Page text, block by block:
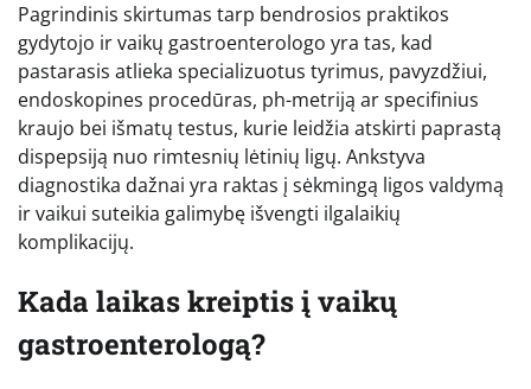
Pagrindinis skirtumas tarp bendrosios praktikos
gydytojo ir vaikų gastroenterologo yra tas, kad
pastarasis atlieka specializuotus tyrimus, pavyzdžiui,
endoskopines procedūras, ph-metriją ar specifinius
kraujo bei išmatų testus, kurie leidžia atskirti paprastą
dispepsiją nuo rimtesnių lėtinių ligų. Ankstyva
diagnostika dažnai yra raktas į sėkmingą ligos valdymą
ir vaikui suteikia galimybę išvengti ilgalaikių
komplikacijų.
Kada laikas kreiptis į vaikų
gastroenterologą?